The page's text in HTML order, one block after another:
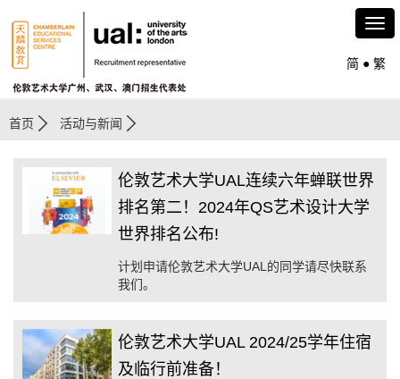
简 ● 繁
首页 活动与新闻
伦敦艺术大学UAL连续六年蝉联世界
排名第二！2024年QS艺术设计大学
世界排名公布!
计划申请伦敦艺术大学UAL的同学请尽快联系
我们。
伦敦艺术大学UAL 2024/25学年住宿
及临行前准备！